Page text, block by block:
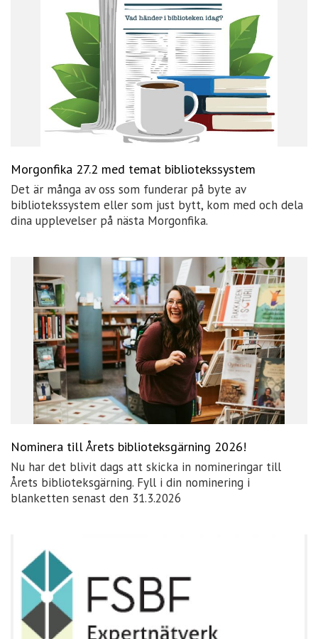
Morgonfika 27.2 med temat bibliotekssystem
Det är många av oss som funderar på byte av
bibliotekssystem eller som just bytt, kom med och dela
dina upplevelser på nästa Morgonfika.
Nominera till Årets biblioteksgärning 2026!
Nu har det blivit dags att skicka in nomineringar till
Årets biblioteksgärning. Fyll i din nominering i
blanketten senast den 31.3.2026